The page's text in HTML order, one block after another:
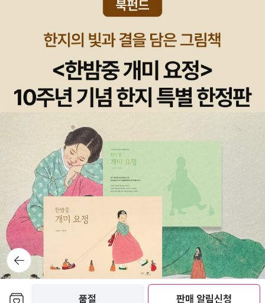
품절 판매 알림신청
뒤로가
기